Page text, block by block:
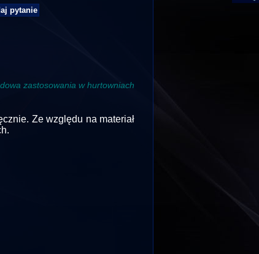
zastosowania w hurtowniach
Ze względu na materiał